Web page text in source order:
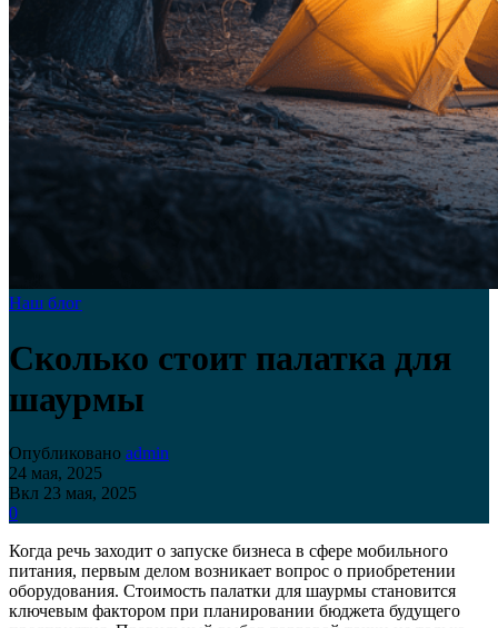
Наш блог
Сколько стоит палатка для
шаурмы
Опубликовано admin
24 мая, 2025
Вкл 23 мая, 2025
0
Когда речь заходит о запуске бизнеса в сфере мобильного
питания, первым делом возникает вопрос о приобретении
оборудования. Стоимость палатки для шаурмы становится
ключевым фактором при планировании бюджета будущего